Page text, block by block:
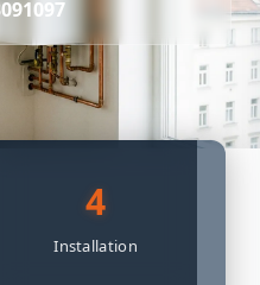
4
Installation